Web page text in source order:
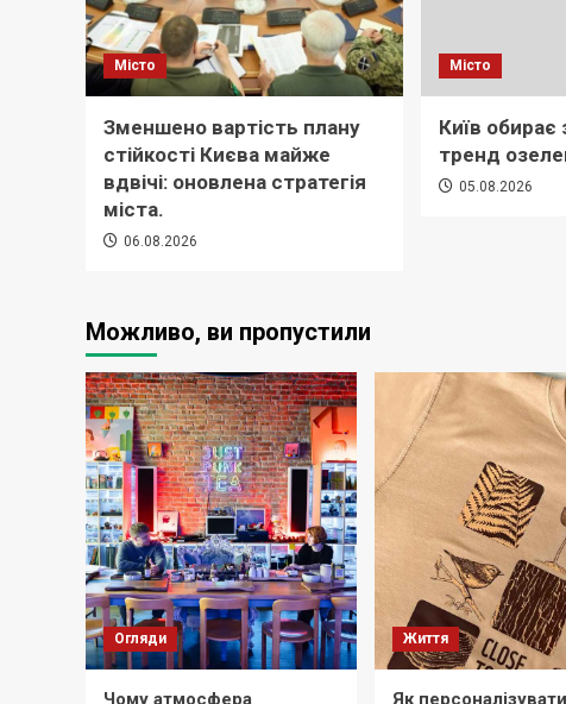
Місто
Зменшено вартість плану
стійкості Києва майже
вдвічі: оновлена стратегія
міста.
06.08.2026
Місто
Київ обирає
тренд
05.08.2026
Можливо, ви пропустили
Огляди
Чому атмосфера
Життя
Як